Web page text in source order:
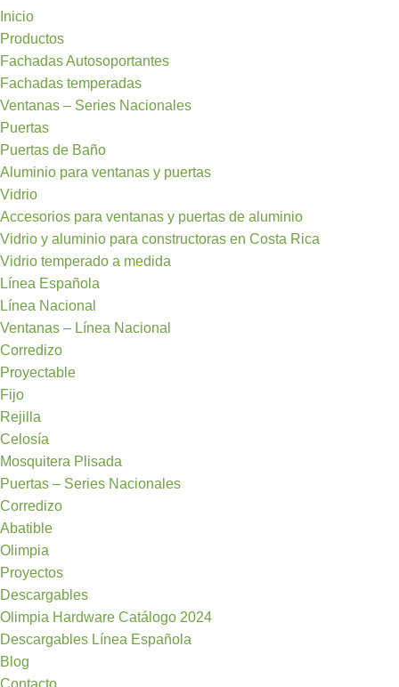
Inicio
Productos
Fachadas Autosoportantes
Fachadas temperadas
Ventanas – Series Nacionales
Puertas
Puertas de Baño
Aluminio para ventanas y puertas
Vidrio
Accesorios para ventanas y puertas de aluminio
Vidrio y aluminio para constructoras en Costa Rica
Vidrio temperado a medida
Línea Española
Línea Nacional
Ventanas – Línea Nacional
Corredizo
Proyectable
Fijo
Rejilla
Celosía
Mosquitera Plisada
Puertas – Series Nacionales
Corredizo
Abatible
Olimpia
Proyectos
Descargables
Olimpia Hardware Catálogo 2024
Descargables Línea Española
Blog
Contacto